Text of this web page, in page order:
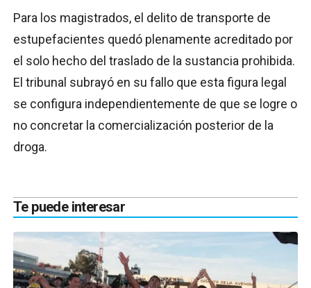
Para los magistrados, el delito de transporte de
estupefacientes quedó plenamente acreditado por
el solo hecho del traslado de la sustancia prohibida.
El tribunal subrayó en su fallo que esta figura legal
se configura independientemente de que se logre o
no concretar la comercialización posterior de la
droga.
Te puede interesar